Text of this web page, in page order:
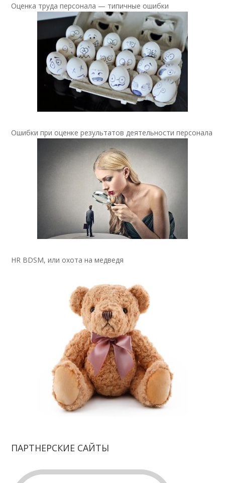
Оценка труда персонала — типичные ошибки
Ошибки при оценке результатов деятельности персонала
HR BDSM, или охота на медведя
ПАРТНЕРСКИЕ САЙТЫ